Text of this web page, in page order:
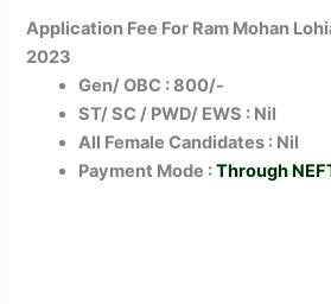
Application Fee For Ram Mohan
2023
Gen/ OBC : 800/-
ST/ SC / PWD/ EWS : Nil
All Female Candidates : Nil
Payment Mode :Through